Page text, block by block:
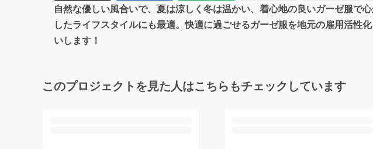
自然な優しい風合いで、夏は涼しく冬は温かい、着心地の良いガーゼ服で
したライフスタイルにも最適。快適に過ごせるガーゼ服を地元の雇用活
いします！
このプロジェクトを見た人はこちらもチェックしています